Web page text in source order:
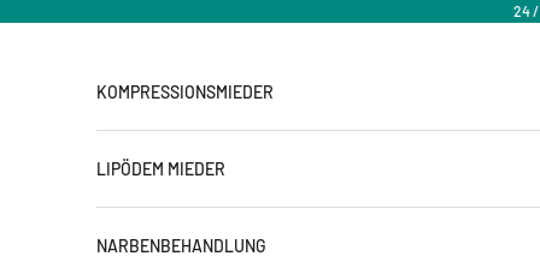
24 /
KOMPRESSIONSMIEDER
LIPÖDEM MIEDER
NARBENBEHANDLUNG